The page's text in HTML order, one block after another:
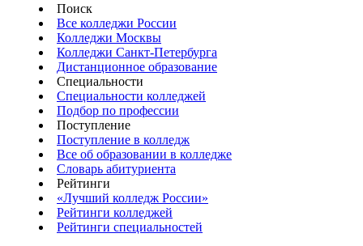
Поиск
Все колледжи России
Колледжи Москвы
Колледжи Санкт-Петербурга
Дистанционное образование
Специальности
Специальности колледжей
Подбор по профессии
Поступление
Поступление в колледж
Все об образовании в колледже
Словарь абитуриента
Рейтинги
«Лучший колледж России»
Рейтинги колледжей
Рейтинги специальностей